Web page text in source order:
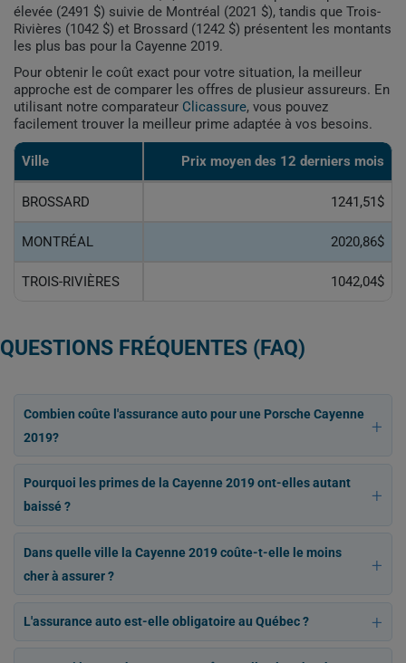
élevée (2491 $) suivie de Montréal (2021 $), tandis que Trois-
Rivières (1042 $) et Brossard (1242 $) présentent les montants
les plus bas pour la Cayenne 2019.
Pour obtenir le coût exact pour votre situation, la meilleur
approche est de comparer les offres de plusieur assureurs. En
utilisant notre comparateur Clicassure, vous pouvez
facilement trouver la meilleur prime adaptée à vos besoins.
Ville Prix ​​moyen des 12 derniers mois
BROSSARD 1241,51$
MONTRÉAL 2020,86$
TROIS-RIVIÈRES 1042,04$
QUESTIONS FRÉQUENTES (FAQ)
Combien coûte l'assurance auto pour une Porsche Cayenne
2019?
Pourquoi les primes de la Cayenne 2019 ont-elles autant
baissé ?
Dans quelle ville la Cayenne 2019 coûte-t-elle le moins
cher à assurer ?
L'assurance auto est-elle obligatoire au Québec ?